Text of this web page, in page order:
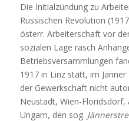
Die Initialzündung zu
Russischen Revolution
österr. Arbeiterschaft vor
sozialen Lage rasch
Betriebsversammlungen
1917 in Linz statt, im
der Gewerkschaft nicht
Neustadt, Wien-
Ungarn, den sog.